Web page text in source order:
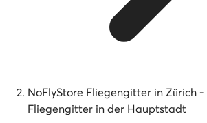
NoFlyStore Fliegengitter in Zürich
Fliegengitter in der Hauptstadt